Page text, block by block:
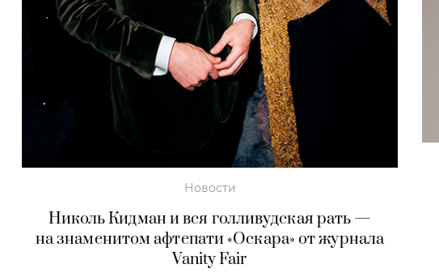
Новости
Николь Кидман и вся голливудская рать —
на знаменитом афтепати «Оскара» от журнала
Vanity Fair